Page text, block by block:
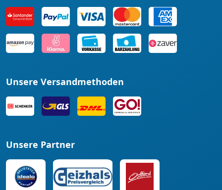
Unsere Versandmethoden
Unsere Partner